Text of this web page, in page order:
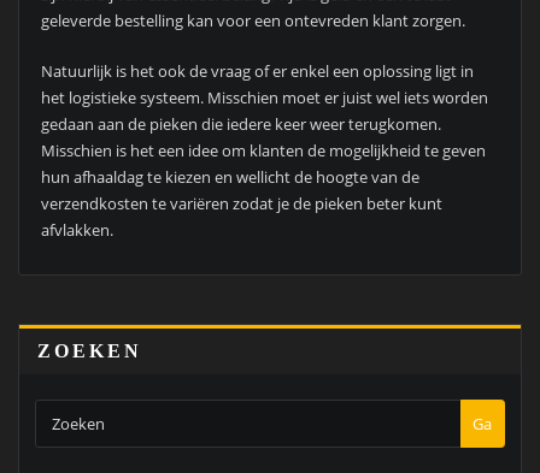
geleverde bestelling kan voor een ontevreden klant zorgen.
Natuurlijk is het ook de vraag of er enkel een oplossing ligt in
het logistieke systeem. Misschien moet er juist wel iets worden
gedaan aan de pieken die iedere keer weer terugkomen.
Misschien is het een idee om klanten de mogelijkheid te geven
hun afhaaldag te kiezen en wellicht de hoogte van de
verzendkosten te variëren zodat je de pieken beter kunt
afvlakken.
ZOEKEN
Ga